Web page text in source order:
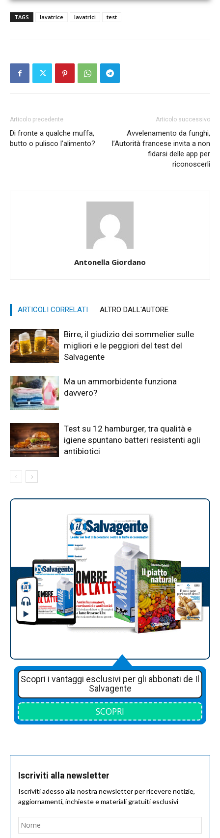
TAGS lavatrice lavatrici test
Articolo precedente
Di fronte a qualche muffa,
butto o pulisco l’alimento?
Articolo successivo
Avvelenamento da funghi,
l’Autorità francese invita a non
fidarsi delle app per
riconoscerli
Antonella Giordano
ARTICOLI CORRELATI ALTRO DALL'AUTORE
Birre, il giudizio dei sommelier sulle
migliori e le peggiori del test del
Salvagente
Ma un ammorbidente funziona
davvero?
Test su 12 hamburger, tra qualità e
igiene spuntano batteri resistenti agli
antibiotici
Scopri i vantaggi esclusivi per gli abbonati de Il
Salvagente
SCOPRI
Iscriviti alla newsletter
Iscriviti adesso alla nostra newsletter per ricevere notizie,
aggiornamenti, inchieste e materiali gratuiti esclusivi
Nome